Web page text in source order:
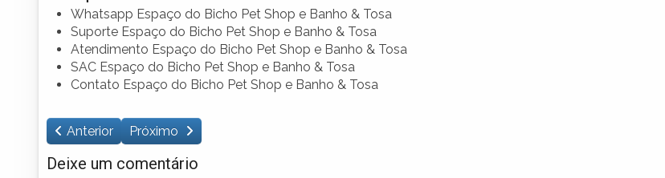
Whatsapp Espaço do Bicho Pet Shop e Banho & Tosa
Suporte Espaço do Bicho Pet Shop e Banho & Tosa
Atendimento Espaço do Bicho Pet Shop e Banho & Tosa
SAC Espaço do Bicho Pet Shop e Banho & Tosa
Contato Espaço do Bicho Pet Shop e Banho & Tosa
Anterior Próximo
Deixe um comentário